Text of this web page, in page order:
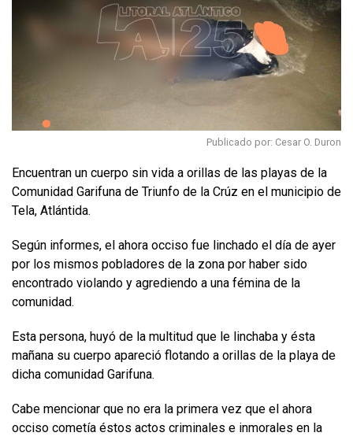
Publicado por: Cesar O. Duron
Encuentran un cuerpo sin vida a orillas de las playas de la
Comunidad Garifuna de Triunfo de la Crúz en el municipio de
Tela, Atlántida.
Según informes, el ahora occiso fue linchado el día de ayer
por los mismos pobladores de la zona por haber sido
encontrado violando y agrediendo a una fémina de la
comunidad.
Esta persona, huyó de la multitud que le linchaba y ésta
mañana su cuerpo apareció flotando a orillas de la playa de
dicha comunidad Garifuna.
Cabe mencionar que no era la primera vez que el ahora
occiso cometía éstos actos criminales e inmorales en la